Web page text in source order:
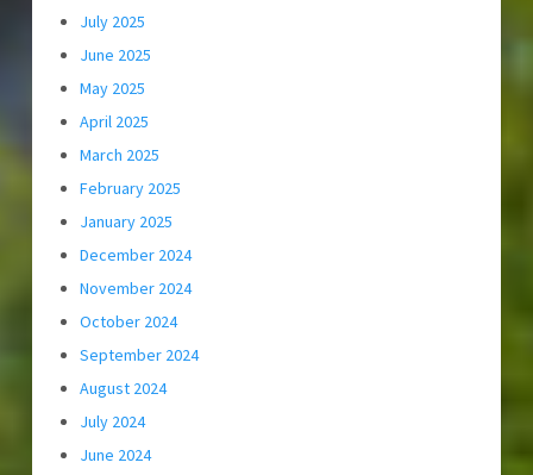
July 2025
June 2025
May 2025
April 2025
March 2025
February 2025
January 2025
December 2024
November 2024
October 2024
September 2024
August 2024
July 2024
June 2024